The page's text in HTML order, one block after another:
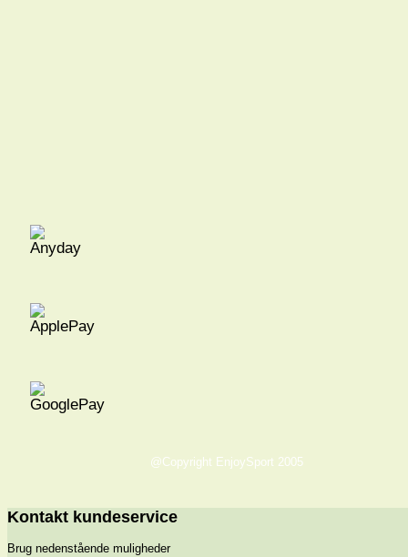
@Copyright EnjoySport 2005
Kontakt kundeservice
Brug nedenstående muligheder